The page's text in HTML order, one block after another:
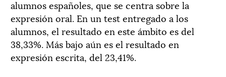
alumnos españoles, que se centra sobre la
expresión oral. En un test entregado a los
alumnos, el resultado en este ámbito es del
38,33%. Más bajo aún es el resultado en
expresión escrita, del 23,41%.